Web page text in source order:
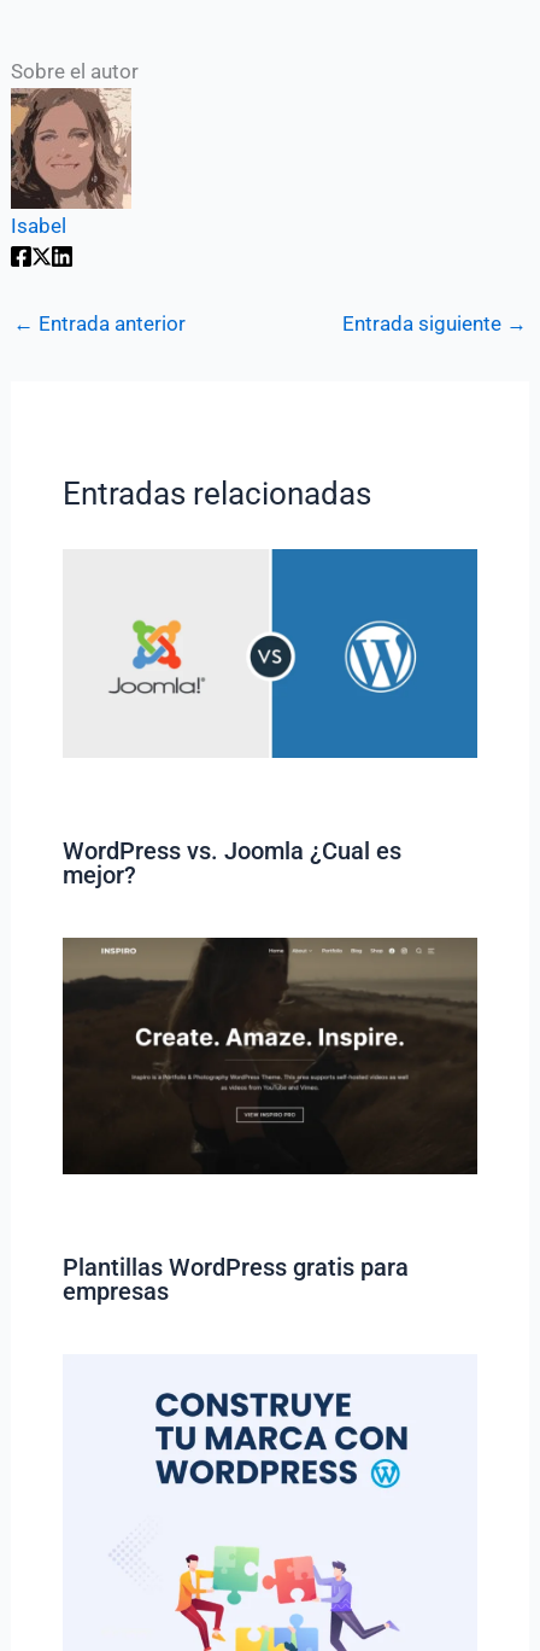
Sobre el autor
Isabel
← Entrada anterior Entrada siguiente →
Entradas relacionadas
WordPress vs. Joomla ¿Cual es
mejor?
Plantillas WordPress gratis para
empresas